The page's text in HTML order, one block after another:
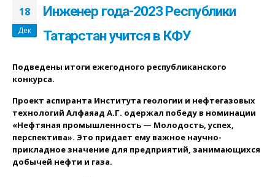
18
Дек
Инженер года-2023 Республики
Татарстан учится в КФУ
Подведены итоги ежегодного республиканского
конкурса.
Проект аспиранта Института геологии и нефтегазовых
технологий Алфаяад А.Г. одержал победу в номинации
«Нефтяная промышленность — Молодость, успех,
перспектива». Это придает ему важное научно-
прикладное значение для предприятий, занимающихся
добычей нефти и газа.